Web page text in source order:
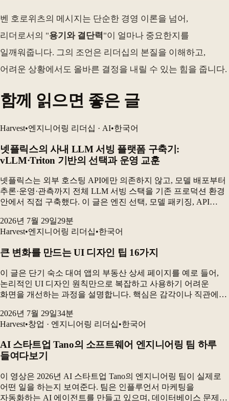
벤 호로위츠의 메시지는 단순한 경영 이론을 넘어,
리더로서의 "용기와 결단력"이 얼마나 중요한지를
일깨워줍니다. 그의 조언은 리더십의 본질을 이해하고,
어려운 상황에서도 올바른 결정을 내릴 수 있는 힘을 줍니다.
함께 읽으면 좋은 글
Harvest•엔지니어링 리더십 · AI•한국어
넷플릭스의 사내 LLM 서빙 플랫폼 구축기:
vLLM·Triton 기반의 선택과 운영 교훈
넷플릭스는 외부 호스팅 API에만 의존하지 않고, 모델 배포부터
추론·운영·관측까지 전체 LLM 서빙 스택을 기존 프로덕션 환경
안에서 직접 구축했다. 이 글은 엔진 선택, 모델 패키징, API
운영에서 드러난 문제를 설명한다. 최종...
2026년 7월 29일29분
Harvest•엔지니어링 리더십•한국어
큰 변화를 만드는 UI 디자인 팁 16가지
이 글은 단기 숙소 대여 앱의 부동산 상세 페이지를 예로 들어,
논리적인 UI 디자인 원칙만으로 복잡하고 사용하기 어려운
화면을 개선하는 과정을 설명합니다. 핵심은 감각이나 직관에만
디자인을 판단하는 것입니다. 공간 배치부터 색상...
2026년 7월 29일34분
Harvest•창업 · 엔지니어링 리더십•한국어
AI 스타트업 Tano의 소프트웨어 엔지니어링 팀 하루
들여다보기
이 영상은 2026년 AI 스타트업 Tano의 엔지니어링 팀이 실제로
어떤 일을 하는지 보여준다. 팀은 인플루언서 마케팅을
자동화하는 AI 에이전트를 만들고 있으며, 데이터베이스 문제를